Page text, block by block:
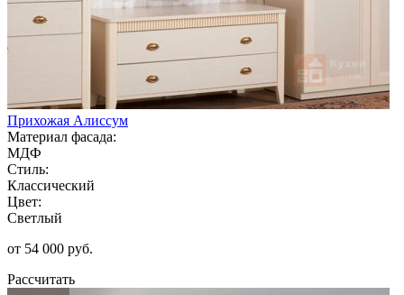
Прихожая Алиссум
Материал фасада:
МДФ
Стиль:
Классический
Цвет:
Светлый
от 54 000 руб.
Рассчитать